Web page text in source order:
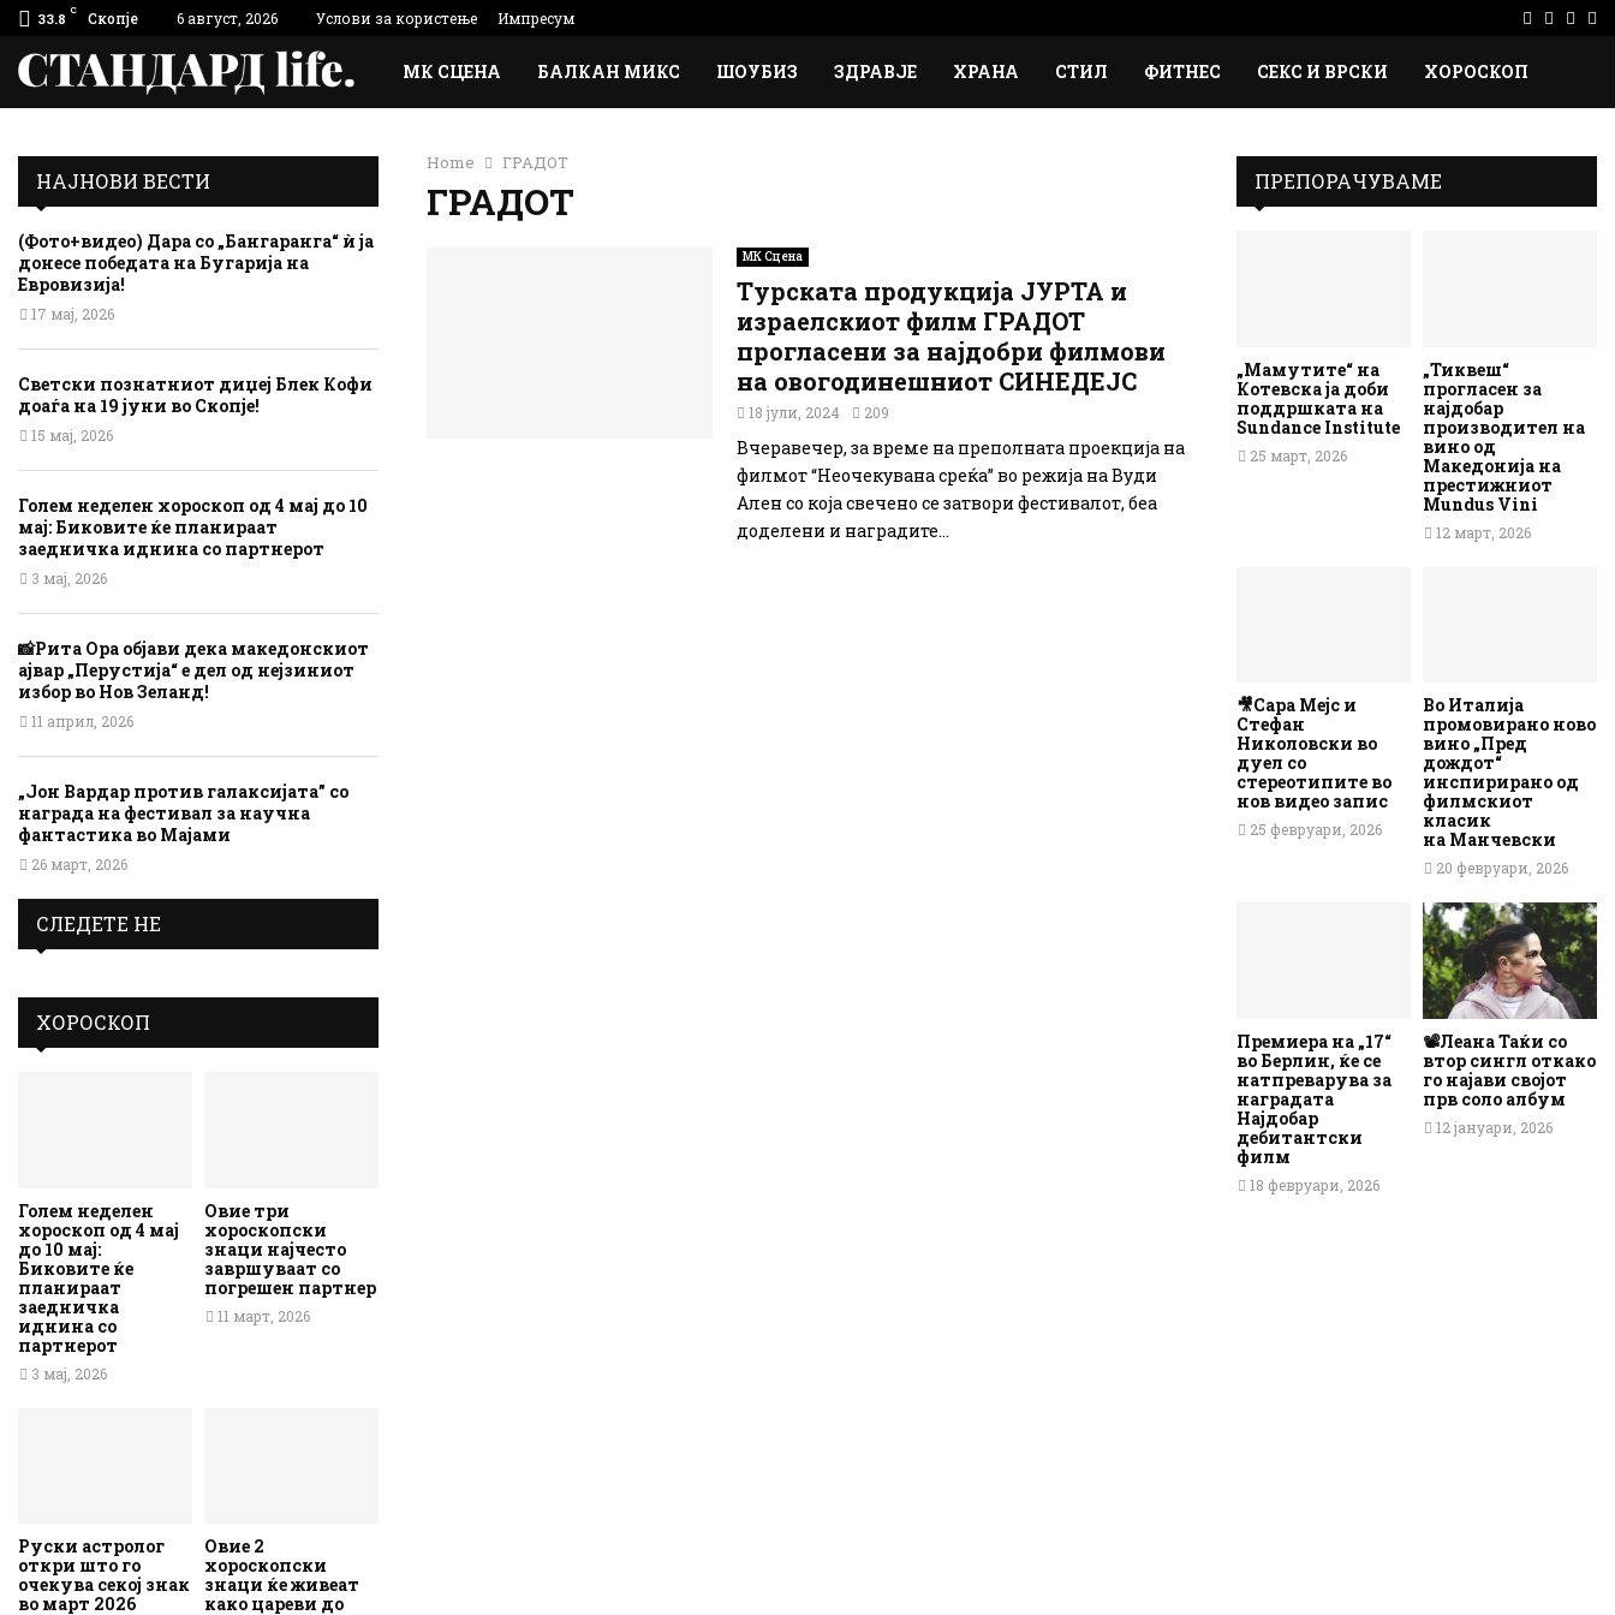
33.8 C Скопје 6 август, 2026 Услови за користење Импресум Facebook
МК СЦЕНА БАЛКАН МИКС ШОУБИЗ ЗДРАВЈЕ ХРАНА СТИЛ ФИТНЕС СЕКС И ВРСКИ ХОРОСКОП
Home ГРАДОТ
ГРАДОТ
МК Сцена
Турската продукција ЈУРТА и
израелскиот филм ГРАДОТ
прогласени за најдобри филмови
на овогодинешниот СИНЕДЕЈС
18 јули, 2024 209
Вчеравечер, за време на преполната проекција на
филмот “Неочекувана среќа” во режија на Вуди
Ален со која свечено се затвори фестивалот, беа
доделени и наградите...
НАЈНОВИ ВЕСТИ
(Фото+видео) Дара со „Бангаранга“ ѝ ја
донесе победата на Бугарија на
Евровизија!
17 мај, 2026
Светски познатниот диџеј Блек Кофи
доаѓа на 19 јуни во Скопје!
15 мај, 2026
Голем неделен хороскоп од 4 мај до 10
мај: Биковите ќе планираат
заедничка иднина со партнерот
3 мај, 2026
📸Рита Ора објави дека македонскиот
ајвар „Перустија“ е дел од нејзиниот
избор во Нов Зеланд!
11 април, 2026
„Јон Вардар против галаксијата” со
награда на фестивал за научна
фантастика во Мајами
26 март, 2026
СЛЕДЕТЕ НЕ
ХОРОСКОП
Голем неделен
хороскоп од 4 мај
до 10 мај:
Биковите ќе
планираат
заедничка
иднина со
партнерот
3 мај, 2026
Овие три
хороскопски
знаци најчесто
завршуваат со
погрешен партнер
11 март, 2026
Руски астролог
откри што го
очекува секој знак
во март 2026
Овие 2
хороскопски
знаци ќе живеат
како цареви до
ПРЕПОРАЧУВАМЕ
„Мамутите“ на
Котевска ја доби
поддршката на
Sundance Institute
25 март, 2026
„Тиквеш“
прогласен за
најдобар
производител на
вино од
Македонија на
престижниот
Mundus Vini
12 март, 2026
🎥Сара Мејс и
Стефан
Николовски во
дуел со
стереотипите во
нов видео запис
25 февруари, 2026
Во Италија
промовирано ново
вино „Пред
дождот“
инспирирано од
филмскиот
класик
на Манчевски
20 февруари, 2026
Премиера на „17“
во Берлин, ќе се
натпреварува за
наградата
Најдобар
дебитантски
филм
18 февруари, 2026
📽️Леана Таќи со
втор сингл откако
го најави својот
прв соло албум
12 јануари, 2026